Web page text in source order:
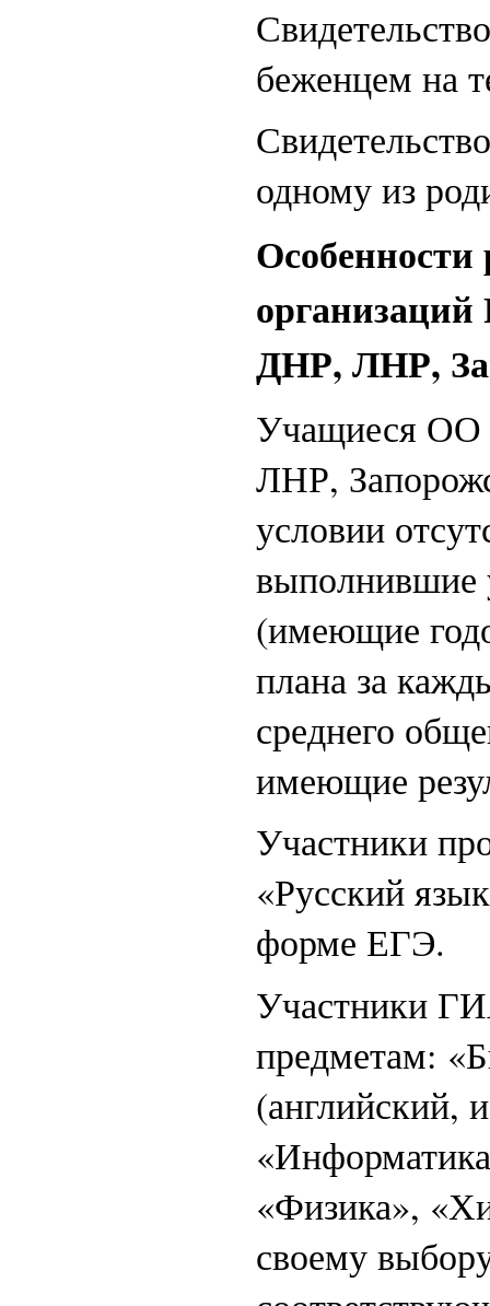
беженцем на
одному из
ДНР, ЛНР,
Учащиеся ОО
ЛНР,
условии
выполнившие
(имеющие
плана за
среднего
имеющие
Участники
«Русский
форме ЕГЭ.
Участники
предметам:
(английский,
«Физика»,
своему